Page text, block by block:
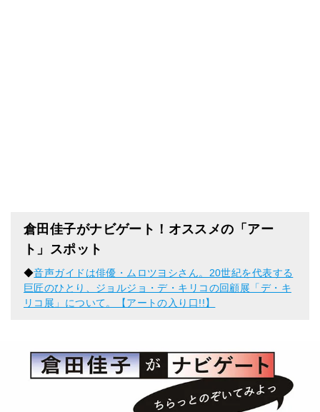
倉田佳子がナビゲート！オススメの「アー
ト」スポット
◆音声ガイドは俳優・ムロツヨシさん。20世紀を代表する
巨匠のひとり、ジョルジョ・デ・キリコの回顧展「デ・キ
リコ展」について。【アートの入り口!!】